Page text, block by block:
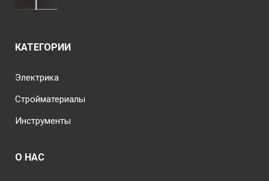
КАТЕГОРИИ
Электрика
Стройматериалы
Инструменты
О НАС